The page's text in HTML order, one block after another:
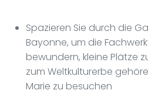
Spazieren Sie durch die
Bayonne, um die
bewundern, kleine Plätze
zum Weltkulturerbe
Marie zu besuchen